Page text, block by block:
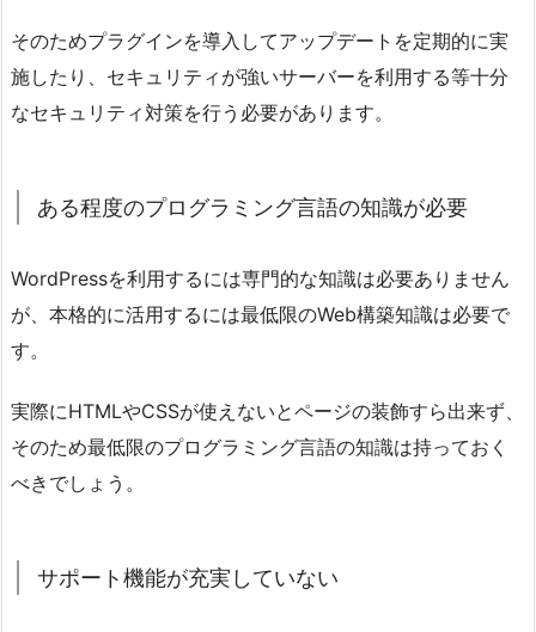
そのためプラグインを導入してアップデートを定期的に実
施したり、セキュリティが強いサーバーを利用する等十分
なセキュリティ対策を行う必要があります。
ある程度のプログラミング言語の知識が必要
WordPressを利用するには専門的な知識は必要ありません
が、本格的に活用するには最低限のWeb構築知識は必要で
す。
実際にHTMLやCSSが使えないとページの装飾すら出来ず、
そのため最低限のプログラミング言語の知識は持っておく
べきでしょう。
サポート機能が充実していない